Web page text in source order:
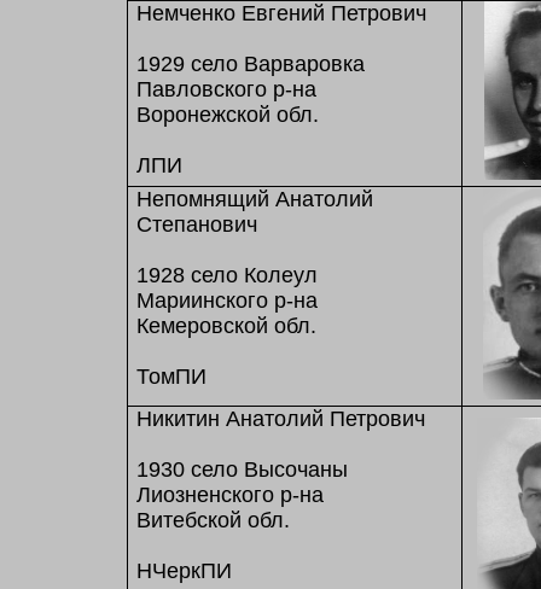
Немченко Евгений Петрович
1929 село Варваровка
Павловского р-на
Воронежской обл.
ЛПИ
Непомнящий Анатолий
Степанович
1928 село Колеул
Мариинского р-на
Кемеровской обл.
ТомПИ
Никитин Анатолий Петрович
1930 село Высочаны
Лиозненского р-на
Витебской обл.
НЧеркПИ